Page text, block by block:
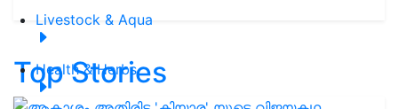
Livestock & Aqua
Health & Herbs
Top Stories